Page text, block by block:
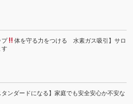
プ
体を守る力をつける 水素ガス吸引】サロ
す
タンダードになる】家庭でも安全安心か不安な